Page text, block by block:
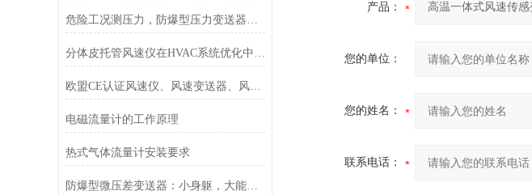
危险工况测压力，防爆型压力变送器更安心
分体皮托管风速仪在HVAC系统优化中的作用
欧盟CE认证风速仪、风速变送器、风速传感器的用处
电磁流量计的工作原理
热式气体流量计安装要求
防爆型微压差变送器：小身躯，大能量，防爆测压两不误
产品：
您的单位：
您的姓名：
联系电话：